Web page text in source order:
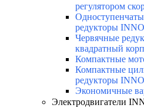
регулятором
редукторы
Червячные
квадратный
Компактные
Компактные
редукторы
Экономичные
Электродвигатели